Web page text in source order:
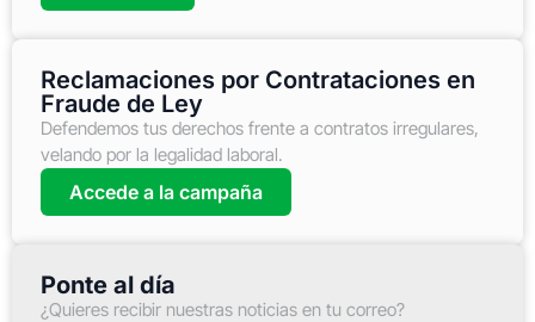
Reclamaciones por Contrataciones en
Fraude de Ley
Defendemos tus derechos frente a contratos irregulares,
velando por la legalidad laboral.
Accede a la campaña
Ponte al día
¿Quieres recibir nuestras noticias en tu correo?